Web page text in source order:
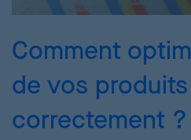
Comment
de vos produits
correctement ?